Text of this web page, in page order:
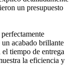
un presupuesto
acabado brillante
tiempo de entrega
la eficiencia y